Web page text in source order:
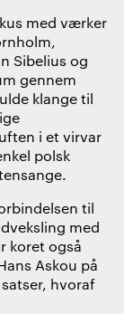
med værker
Sibelius og
gennem
klange til
i et virvar
polsk
til
med
koret også
Askou på
hvoraf